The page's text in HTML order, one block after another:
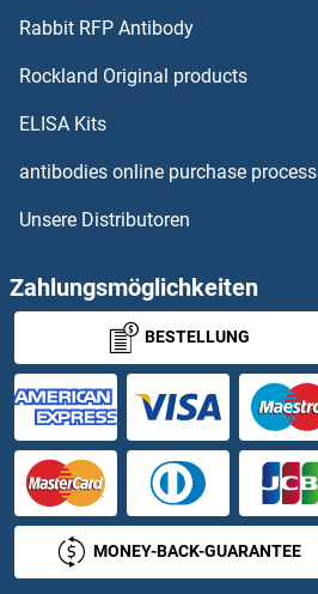
OR52M1 Antikörper
OR52N1 Antikörper
OR52N2 Antikörper
OR52N4 Antikörper
OR52N5 Antikörper
OR52R1 Antikörper
OR52W1 Antikörper
OR56A1 Antikörper
Rabbit RFP Antibody
Rockland Original products
ELISA Kits
antibodies online purchase process
Unsere Distributoren
Zahlungsmöglichkeiten
BESTELLUNG
MONEY-BACK-GUARANTEE